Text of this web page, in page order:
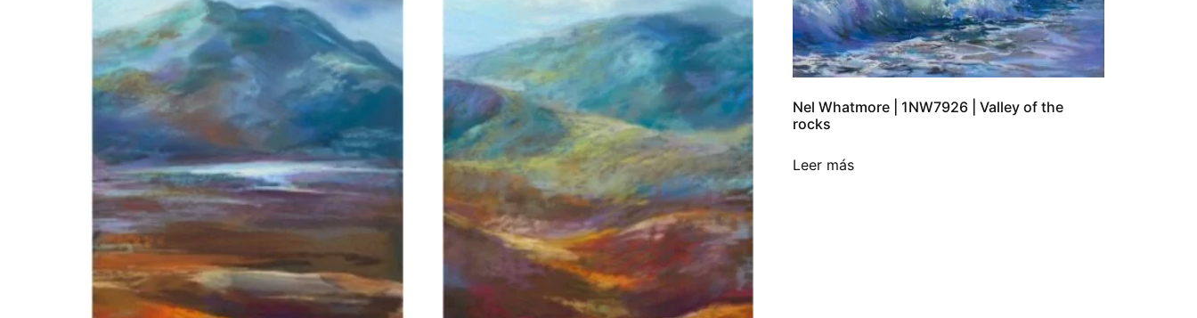
Nel Whatmore | 1NW7926 | Valley of the
rocks
Leer más